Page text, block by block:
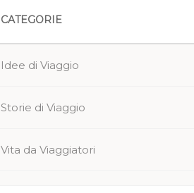
CATEGORIE
Idee di Viaggio
Storie di Viaggio
Vita da Viaggiatori